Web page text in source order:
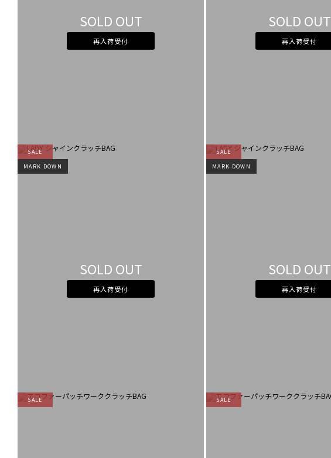
SOLD OUT
再入荷受付
SOLD OUT
再入荷受付
SOLD OUT
再入荷受付
SALE
MARK DOWN
SOLD OUT
再入荷受付
SALE
MARK DOWN
SALE SALE